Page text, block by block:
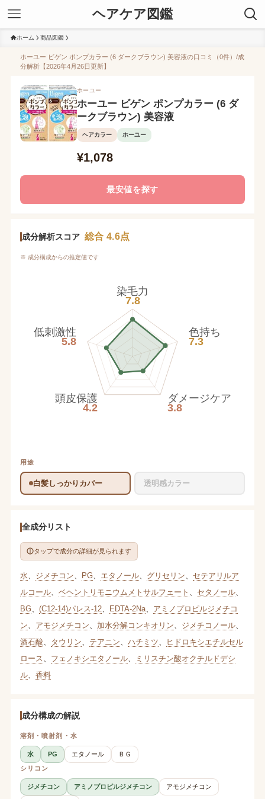
ヘアケア図鑑
ホーム 商品図鑑
ホーユー ビゲン ポンプカラー (6 ダークブラウン) 美容液の口コミ（0件）/成
分解析【2026年4月26日更新】
ホーユー
ホーユー ビゲン ポンプカラー (6 ダ
ークブラウン) 美容液
ヘアカラー ホーユー
¥1,078
最安値を探す
成分解析スコア 総合 4.6点
※ 成分構成からの推定値です
染毛力
7.8
色持ち
7.3
ダメージケア
3.8
頭皮保護
4.2
低刺激性
5.8
用途
白髪しっかりカバー 透明感カラー
全成分リスト
タップで成分の詳細が見られます
水 ジメチコン PG、 エタノール、 グリセリン
セテアリルア
ルコール、 ベヘントリモニウムメトサルフェート セタノール、
BG、 (C12-14)パレス-12、 EDTA-2Na、 アミノプロピルジメチコ
ン
アモジメチコン 加水分解コンキオリン ジメチコノール、
酒石酸
タウリン テアニン ハチミツ
ヒドロキシエチルセル
ロース
フェノキシエタノール、
ミリスチン酸オクチルドデシ
ル、 香料
成分構成の解説
溶剤・噴射剤・水
水 PG エタノール
ＢＧ
シリコン
ジメチコン アミノプロピルジメチコン アモジメチコン